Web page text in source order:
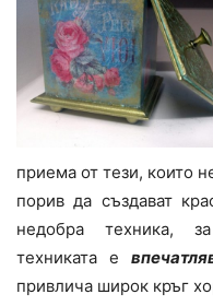
приема от тези, които
порив да създават
недобра техника,
техниката е
привлича широк кръг